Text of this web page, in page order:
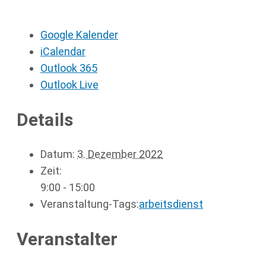
Google Kalender
iCalendar
Outlook 365
Outlook Live
Details
Datum: 3. Dezember 2022
Zeit:
9:00 - 15:00
Veranstaltung-Tags:arbeitsdienst
Veranstalter